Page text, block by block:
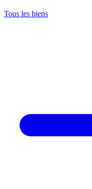
Tous les biens